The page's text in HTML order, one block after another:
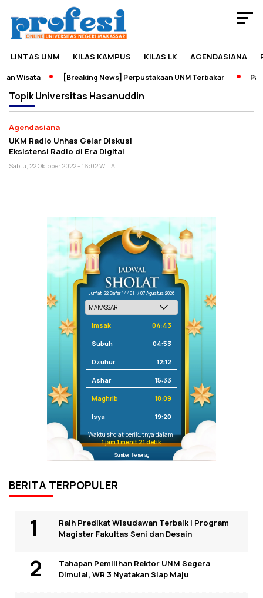
LINTAS UNM KILAS KAMPUS KILAS LK AGENDASIANA
Wisata [Breaking News] Perpustakaan UNM Terbakar
TopikUniversitas Hasanuddin
Agendasiana
UKM Radio Unhas Gelar Diskusi
Eksistensi Radio di Era Digital
Sabtu, 22 Oktober 2022 - 16:02 WITA
Jum'at, 22 Safar 1448 H / 07 Agustus 2026
Imsak 04:43
Subuh 04:53
Dzuhur 12:12
Ashar 15:33
Maghrib 18:09
Isya 19:20
Waktu sholat berikutnya dalam:
1 jam 1 menit 21 detik
Sumber: Kemenag
BERITA TERPOPULER
Raih Predikat Wisudawan Terbaik I Program
Magister Fakultas Seni dan Desain
Tahapan Pemilihan Rektor UNM Segera
Dimulai, WR 3 Nyatakan Siap Maju